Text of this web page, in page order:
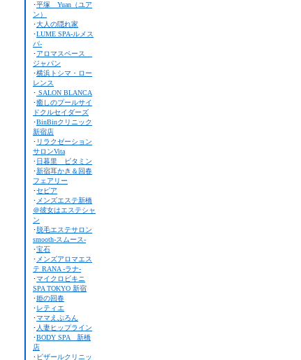
･平塚 Yuan（ユア
ン）
･大人の隠れ家
･LUME SPA-ルメス
パ-
･アロマスペース
ジャパン
･横浜トシマ・ロー
レンス
･ SALON BLANCA
･癒しのプールサイ
ドクルセイダーズ
･BinBinクリニック
新宿店
･ リラクゼーション
サロンVita
･日暮里 ビタミン
･新宿耳かき＆回春
フェアリー
･セピア
･ メンズエステ新橋
＠彼女はエステシャ
ン
･脱毛エステサロン
smooth-スムース-
･宝石
･ メンズアロマエス
テ RANA -ラナ-
･マイクロビキニ
SPA TOKYO 新宿
･姫の回春
･レティエ
･ママえぷろん
･ 人妻ヒップライン
･BODY SPA 新橋
店
･ ビザールクリニッ